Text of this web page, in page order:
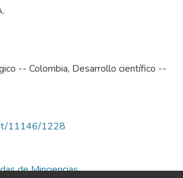
-- Colombia, Desarrollo científico --
11146/1228
de Minciencias